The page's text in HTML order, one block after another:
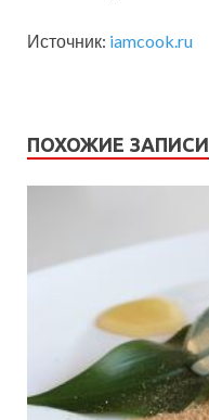
Источник: iamcook.ru
ПОХОЖИЕ ЗАПИСИ